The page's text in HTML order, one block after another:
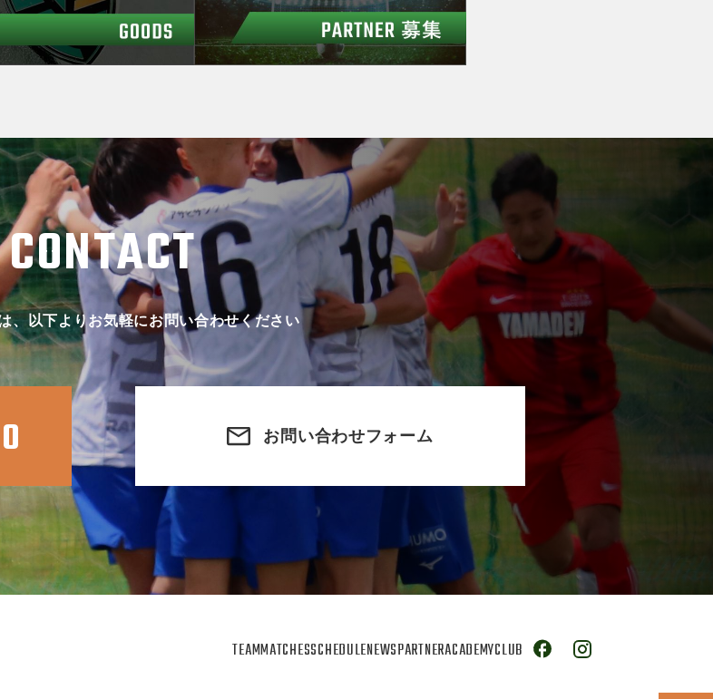
CONTACT
、以下よりお気軽にお問い合わせください
お問い合わせフォーム
TEAMMATCHESSCHEDULENEWSPARTNERACADEMYCLUB